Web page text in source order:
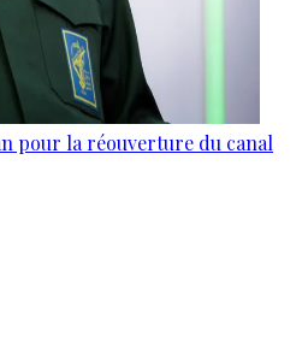
pour la réouverture du canal